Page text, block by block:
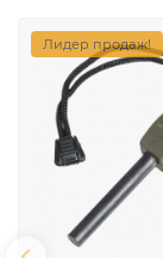
Лидер продаж!